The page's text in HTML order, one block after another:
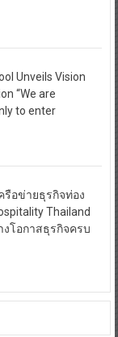
Unveils Vision
“We are
to enter
รือข่ายธุรกิจท่อง
Thailand
งโอกาสธุรกิจครบ